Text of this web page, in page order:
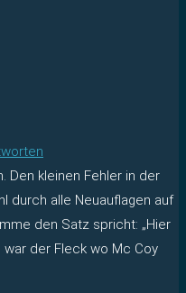
Den kleinen Fehler in der
durch alle Neuauflagen auf
den Satz spricht: „Hier
war der Fleck wo Mc Coy